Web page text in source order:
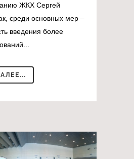
ЖКХ Сергей
среди основных мер –
введения более